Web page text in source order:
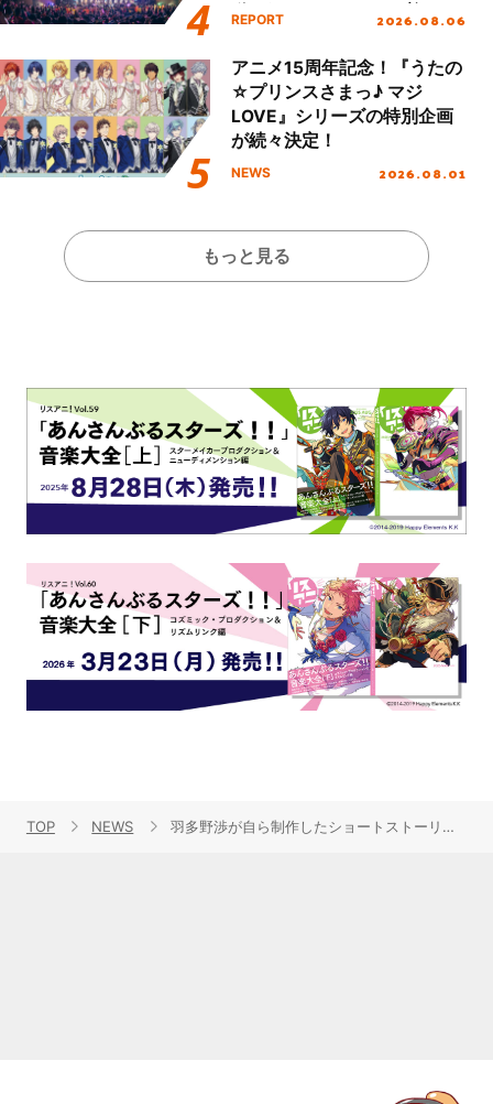
動を経てファイナルを迎える
REPORT 2026.08.06
アニメ15周年記念！『うたの
☆プリンスさまっ♪ マジ
LOVE』シリーズの特別企画
が続々決定！
NEWS 2026.08.01
もっと見る
TOP NEWS 羽多野渉が自ら制作したショートストーリーを朗読！アニミュゥモでのミニアルバム購入者にCDプレゼント決定！